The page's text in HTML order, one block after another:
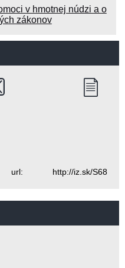
v hmotnej núdzi a o
zákonov
http://iz.sk/S68